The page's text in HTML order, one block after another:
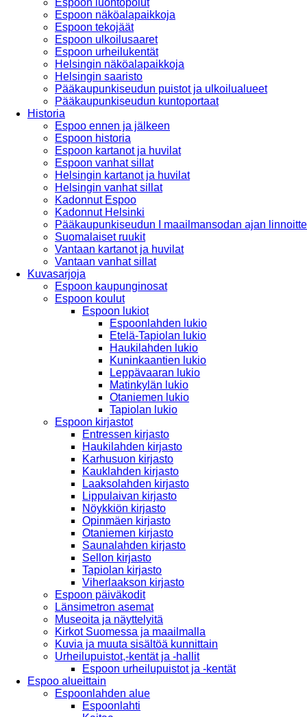
Espoon näköalapaikkoja
Espoon tekojäät
Espoon ulkoilusaaret
Espoon urheilukentät
Helsingin näköalapaikkoja
Helsingin saaristo
Pääkaupunkiseudun puistot ja ulkoilualueet
Pääkaupunkiseudun kuntoportaat
Historia
Espoo ennen ja jälkeen
Espoon historia
Espoon kartanot ja huvilat
Espoon vanhat sillat
Helsingin kartanot ja huvilat
Helsingin vanhat sillat
Kadonnut Espoo
Kadonnut Helsinki
Pääkaupunkiseudun I maailmansodan ajan
Suomalaiset ruukit
Vantaan kartanot ja huvilat
Vantaan vanhat sillat
Kuvasarjoja
Espoon kaupunginosat
Espoon koulut
Espoon lukiot
Espoonlahden lukio
Etelä-Tapiolan lukio
Haukilahden lukio
Kuninkaantien lukio
Leppävaaran lukio
Matinkylän lukio
Otaniemen lukio
Tapiolan lukio
Espoon kirjastot
Entressen kirjasto
Haukilahden kirjasto
Karhusuon kirjasto
Kauklahden kirjasto
Laaksolahden kirjasto
Lippulaivan kirjasto
Nöykkiön kirjasto
Opinmäen kirjasto
Otaniemen kirjasto
Saunalahden kirjasto
Sellon kirjasto
Tapiolan kirjasto
Viherlaakson kirjasto
Espoon päiväkodit
Länsimetron asemat
Museoita ja näyttelyitä
Kirkot Suomessa ja maailmalla
Kuvia ja muuta sisältöä kunnittain
Urheilupuistot,-kentät ja -hallit
Espoon urheilupuistot ja -kentät
Espoo alueittain
Espoonlahden alue
Espoonlahti